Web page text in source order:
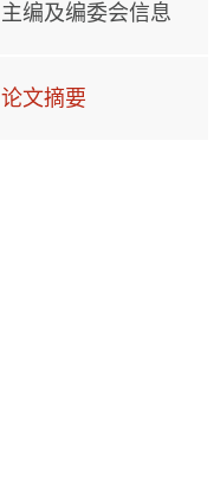
主编及编委会信息
论文摘要